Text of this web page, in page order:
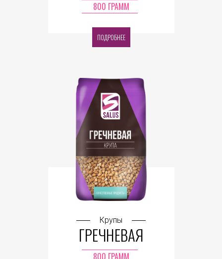
800 ГРАММ
ПОДРОБНЕЕ
Крупы
ГРЕЧНЕВАЯ
800 ГРАММ